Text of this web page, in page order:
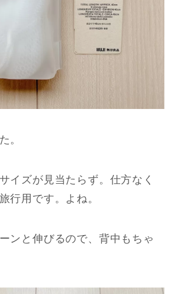
。
イズが見当たらず。仕方なく
行用です。よね。
ンと伸びるので、背中もちゃ